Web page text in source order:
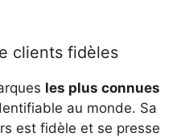
clients fidèles
les plus connues
au monde. Sa
est fidèle et se presse